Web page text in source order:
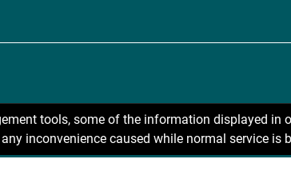
tools, some of the information displayed
inconvenience caused while normal service is